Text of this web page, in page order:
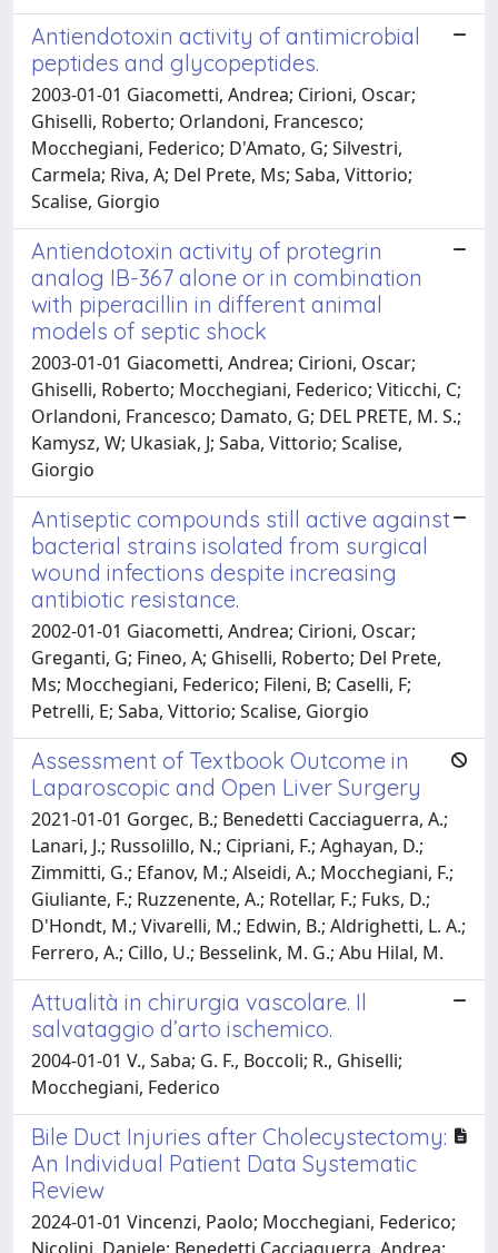
Antiendotoxin activity of antimicrobial
peptides and glycopeptides.
2003-01-01 Giacometti, Andrea; Cirioni, Oscar;
Ghiselli, Roberto; Orlandoni, Francesco;
Mocchegiani, Federico; D'Amato, G; Silvestri,
Carmela; Riva, A; Del Prete, Ms; Saba, Vittorio;
Scalise, Giorgio
Antiendotoxin activity of protegrin
analog IB-367 alone or in combination
with piperacillin in different animal
models of septic shock
2003-01-01 Giacometti, Andrea; Cirioni, Oscar;
Ghiselli, Roberto; Mocchegiani, Federico; Viticchi, C;
Orlandoni, Francesco; Damato, G; DEL PRETE, M. S.;
Kamysz, W; Ukasiak, J; Saba, Vittorio; Scalise,
Giorgio
Antiseptic compounds still active against
bacterial strains isolated from surgical
wound infections despite increasing
antibiotic resistance.
2002-01-01 Giacometti, Andrea; Cirioni, Oscar;
Greganti, G; Fineo, A; Ghiselli, Roberto; Del Prete,
Ms; Mocchegiani, Federico; Fileni, B; Caselli, F;
Petrelli, E; Saba, Vittorio; Scalise, Giorgio
Assessment of Textbook Outcome in
Laparoscopic and Open Liver Surgery
2021-01-01 Gorgec, B.; Benedetti Cacciaguerra, A.;
Lanari, J.; Russolillo, N.; Cipriani, F.; Aghayan, D.;
Zimmitti, G.; Efanov, M.; Alseidi, A.; Mocchegiani, F.;
Giuliante, F.; Ruzzenente, A.; Rotellar, F.; Fuks, D.;
D'Hondt, M.; Vivarelli, M.; Edwin, B.; Aldrighetti, L. A.;
Ferrero, A.; Cillo, U.; Besselink, M. G.; Abu Hilal, M.
Attualità in chirurgia vascolare. Il
salvataggio d’arto ischemico.
2004-01-01 V., Saba; G. F., Boccoli; R., Ghiselli;
Mocchegiani, Federico
Bile Duct Injuries after Cholecystectomy:
An Individual Patient Data Systematic
Review
2024-01-01 Vincenzi, Paolo; Mocchegiani, Federico;